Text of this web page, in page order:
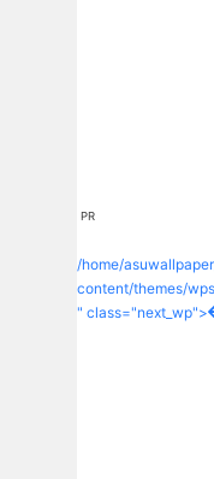
PR
/home/
content/themes/
" class="next_wp">